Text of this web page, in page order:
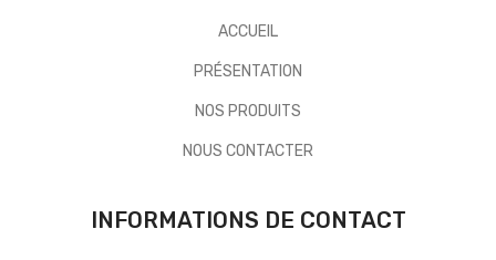
ACCUEIL
PRÉSENTATION
NOS PRODUITS
NOUS CONTACTER
INFORMATIONS DE CONTACT